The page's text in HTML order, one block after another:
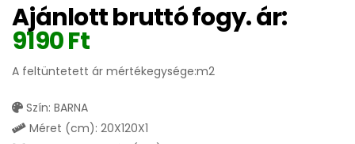
Ajánlott bruttó fogy. ár:
9190Ft
A feltüntetett ár mértékegysége:m2
Szín: BARNA
Méret (cm): 20X120X1